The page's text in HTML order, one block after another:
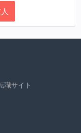
職サイト